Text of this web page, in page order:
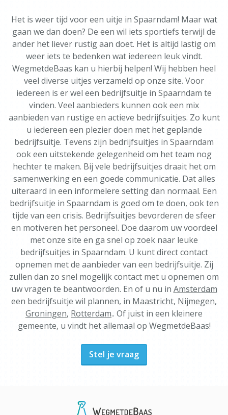
Het is weer tijd voor een uitje in Spaarndam! Maar wat
gaan we dan doen? De een wil iets sportiefs terwijl de
ander het liever rustig aan doet. Het is altijd lastig om
weer iets te bedenken wat iedereen leuk vindt.
WegmetdeBaas kan u hierbij helpen! Wij hebben heel
veel diverse uitjes verzameld op onze site. Voor
iedereen is er wel een bedrijfsuitje in Spaarndam te
vinden. Veel aanbieders kunnen ook een mix
aanbieden van rustige en actieve bedrijfsuitjes. Zo kunt
u iedereen een plezier doen met het geplande
bedrijfsuitje. Tevens zijn bedrijfsuitjes in Spaarndam
ook een uitstekende gelegenheid om het team nog
hechter te maken. Bij vele bedrijfsuitjes draait het om
samenwerking en een goede communicatie. Dat alles
uiteraard in een informelere setting dan normaal. Een
bedrijfsuitje in Spaarndam is goed om te doen, ook ten
tijde van een crisis. Bedrijfsuitjes bevorderen de sfeer
en motiveren het personeel. Doe daarom uw voordeel
met onze site en ga snel op zoek naar leuke
bedrijfsuitjes in Spaarndam. U kunt direct contact
opnemen met de aanbieder van een bedrijfsuitje. Zij
zullen dan zo snel mogelijk contact met u opnemen om
uw vragen te beantwoorden. En of u nu in Amsterdam
een bedrijfsuitje wil plannen, in Maastricht, Nijmegen,
Groningen, Rotterdam.. Of juist in een kleinere
gemeente, u vindt het allemaal op WegmetdeBaas!
Stel je vraag